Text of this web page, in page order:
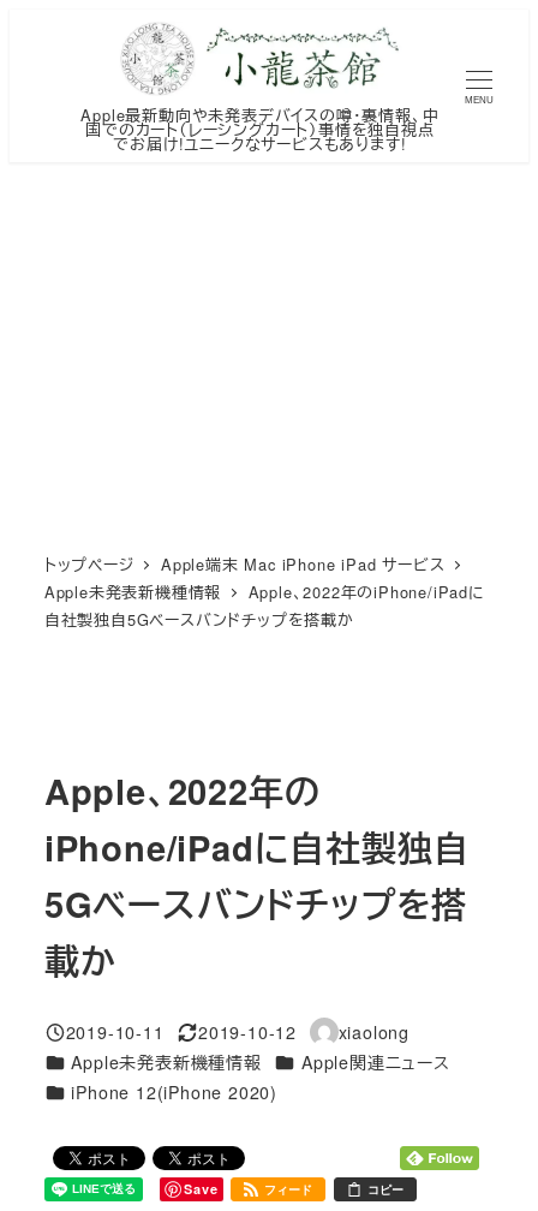
Apple最新動向や未発表デバイスの噂・裏情報、中
国でのカート（レーシングカート）事情を独自視点
でお届け!ユニークなサービスもあります!
MENU
トップページ
Apple端末 Mac iPhone iPad サービス
Apple未発表新機種情報
Apple、2022年のiPhone/iPadに
自社製独自5Gベースバンドチップを搭載か
Apple、2022年の
iPhone/iPadに自社製独自
5Gベースバンドチップを搭
載か
投稿日
2019-10-11
更新日
2019-10-12
著
者
xiaolong
カテゴリー
Apple未発表新機種情報 カテゴリー
Apple関連ニュース
カテゴリー
iPhone 12(iPhone 2020)
Save フィード コピー